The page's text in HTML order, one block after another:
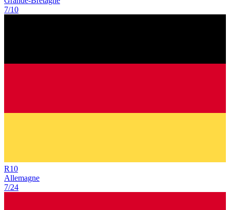
7/10
R10
Allemagne
7/24